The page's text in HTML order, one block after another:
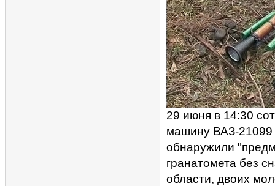
29 июня в 14:30
машину ВАЗ-21099
обнаружили
гранатомета без
области, двоих